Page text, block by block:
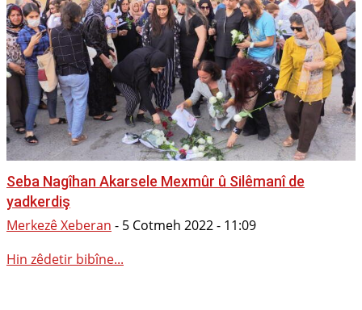
Seba Nagîhan Akarsele Mexmûr û Silêmanî de
yadkerdiş
Merkezê Xeberan - 5 Cotmeh 2022 - 11:09
Hin zêdetir bibîne...